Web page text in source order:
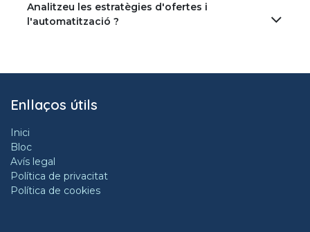
Analitzeu les estratègies d'ofertes i
l'automatització ?
Enllaços útils
Inici
Bloc
Avís legal
Política de privacitat
Política de cookies